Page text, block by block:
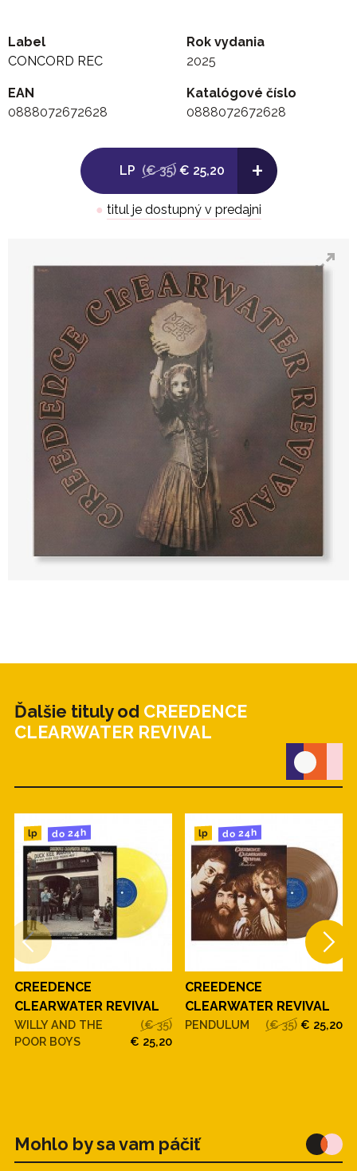
9. Door To Door
10. Sweet Hitch-Hiker
Label
CONCORD REC
Rok vydania
2025
EAN
0888072672628
Katalógové číslo
0888072672628
LP (€ 35) € 25,20 +
● titul je dostupný v predajni
Ďalšie tituly od CREEDENCE
CLEARWATER REVIVAL
lp do 24h
CREEDENCE
CLEARWATER REVIVAL
WILLY AND THE
POOR BOYS
(€ 35)
€ 25,20
lp do 24h
CREEDENCE
CLEARWATER REVIVAL
PENDULUM (€ 35) € 25,20
Mohlo by sa vam páčiť